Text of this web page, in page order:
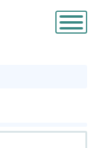
Přepnout
navigaci